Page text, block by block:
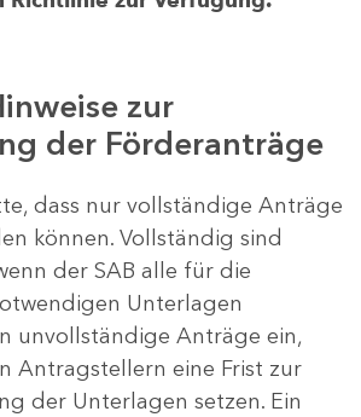
zur
der Förderanträge
dass nur vollständige Anträge
können. Vollständig sind
der SAB alle für die
Unterlagen
unvollständige Anträge ein,
Antragstellern eine Frist zur
der Unterlagen setzen. Ein